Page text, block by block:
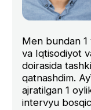
2 200 000
bittada umumiy